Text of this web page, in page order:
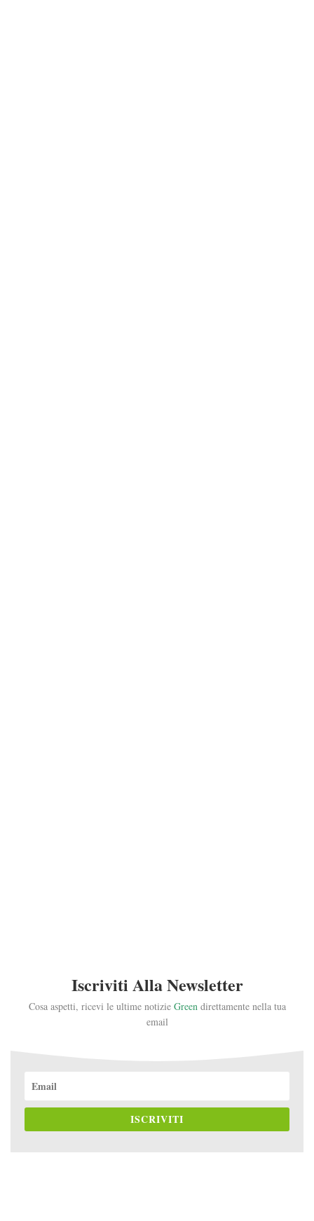
Iscriviti Alla Newsletter
Cosa aspetti, ricevi le ultime notizie Greendirettamente nella tua
email
ISCRIVITI